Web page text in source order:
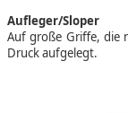
Aufleger/Sloper
Auf große Griffe, die
Druck aufgelegt.